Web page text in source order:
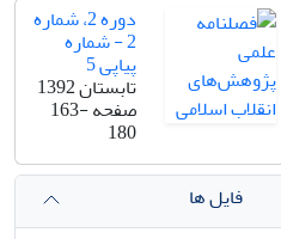
دوره 2، شماره
2 - شماره
پیاپی 5
تابستان 1392
صفحه163-
180
فایل ها